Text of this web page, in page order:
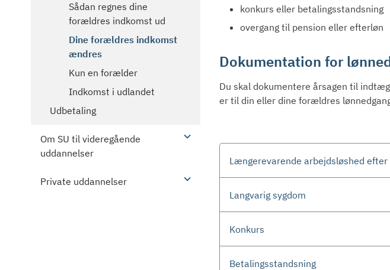
Sådan regnes dine
forældres indkomst ud
Dine forældres indkomst
ændres
Kun en forælder
Indkomst i udlandet
Udbetaling
Om SU til videregående
uddannelser
Private uddannelser
konkurs eller betalingsstandsning
overgang til pension eller efterløn
Dokumentation for
Du skal dokumentere årsagen til
er til din eller dine forældres
Længerevarende arbejdsløshed efter
Langvarig sygdom
Konkurs
Betalingsstandsning